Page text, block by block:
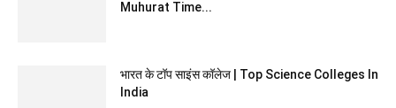
Muhurat Time...
भारत के टॉप साइंस कॉलेज | Top Science Colleges In
India